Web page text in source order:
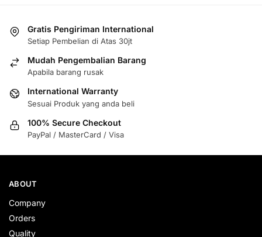
Gratis Pengiriman International
Setiap Pembelian di Atas 30jt
Mudah Pengembalian Barang
Apabila barang rusak
International Warranty
Sesuai Produk yang anda beli
100% Secure Checkout
PayPal / MasterCard / Visa
ABOUT
Company
Orders
Quality